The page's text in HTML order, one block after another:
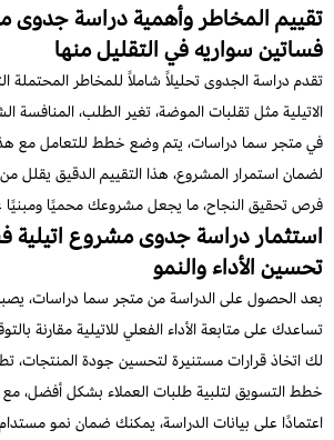
تقييم المخاطر وأهمية دراسة جدوى
فساتين سواريه في التقليل منها
تقدم دراسة الجدوى تحليلاً شاملاً للمخاطر المحتملة
الاتيلية مثل تقلبات الموضة، تغير الطلب، المنافسة
في متجر سما دراسات، يتم وضع خطط للتعامل مع هذه
لضمان استمرار المشروع، هذا التقييم الدقيق يقلل
فرص تحقيق النجاح، ما يجعل مشروعك محميًا
استثمار دراسة جدوى مشروع اتيلية
تحسين الأداء والنمو
بعد الحصول على الدراسة من متجر سما دراسات،
تساعدك على متابعة الأداء الفعلي للاتيلية مقارنة
لك اتخاذ قرارات مستنيرة لتحسين جودة المنتجات،
خطط التسويق لتلبية طلبات العملاء بشكل أفضل، مع
اعتمادًا على بيانات الدراسة، يمكنك ضمان نمو